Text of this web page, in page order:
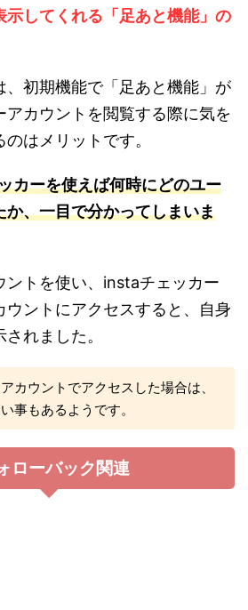
示してくれる「足あと機能」の
、初期機能で「足あと機能」が
カウントを閲覧する際に気を
はメリットです。
カーを使えば何時にどのユー
か、一目で分かってしまいま
ントを使い、instaチェッカー
ウントにアクセスすると、自身
れました。
カウントでアクセスした場合は、
事もあるようです。
ローバック関連